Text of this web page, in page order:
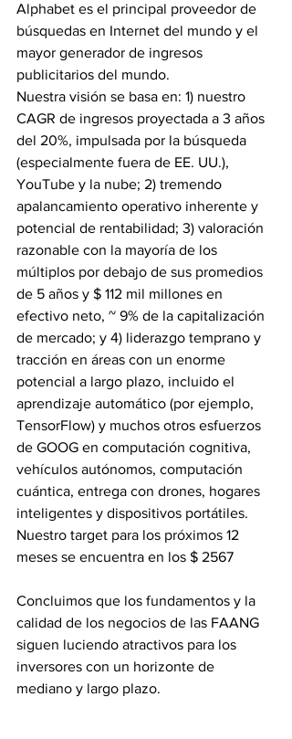
Alphabet es el principal proveedor de
búsquedas en Internet del mundo y el
mayor generador de ingresos
publicitarios del mundo.
Nuestra visión se basa en: 1) nuestro
CAGR de ingresos proyectada a 3 años
del 20%, impulsada por la búsqueda
(especialmente fuera de EE. UU.),
YouTube y la nube; 2) tremendo
apalancamiento operativo inherente y
potencial de rentabilidad; 3) valoración
razonable con la mayoría de los
múltiplos por debajo de sus promedios
de 5 años y $ 112 mil millones en
efectivo neto, ~ 9% de la capitalización
de mercado; y 4) liderazgo temprano y
tracción en áreas con un enorme
potencial a largo plazo, incluido el
aprendizaje automático (por ejemplo,
TensorFlow) y muchos otros esfuerzos
de GOOG en computación cognitiva,
vehículos autónomos, computación
cuántica, entrega con drones, hogares
inteligentes y dispositivos portátiles.
Nuestro target para los próximos 12
meses se encuentra en los $ 2567
Concluimos que los fundamentos y la
calidad de los negocios de las FAANG
siguen luciendo atractivos para los
inversores con un horizonte de
mediano y largo plazo.